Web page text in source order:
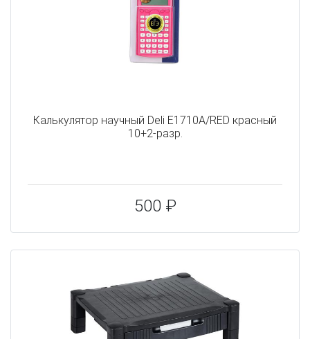
Калькулятор научный Deli E1710A/RED красный
10+2-разр.
500 ₽